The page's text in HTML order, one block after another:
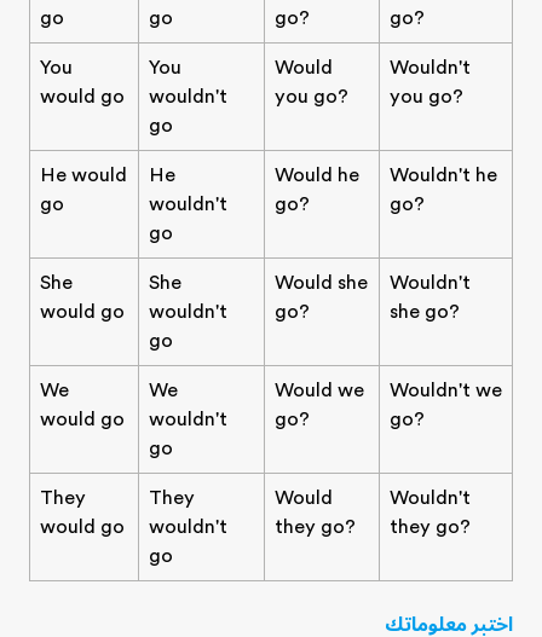
go
go
go?
go?
You
would go
You
wouldn't
go
Would
you go?
Wouldn't
you go?
He would
go
He
wouldn't
go
Would he
go?
Wouldn't he
go?
She
would go
She
wouldn't
go
Would she
go?
Wouldn't
she go?
We
would go
We
wouldn't
go
Would we
go?
Wouldn't we
go?
They
would go
They
wouldn't
go
Would
they go?
Wouldn't
they go?
اختبر معلوماتك